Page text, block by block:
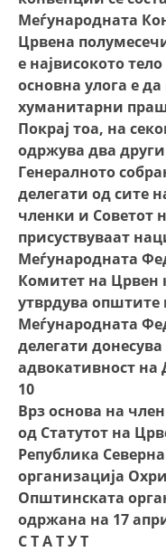
Меѓународната
Црвена
е највисокото
основна улога е
хуманитарни
Покрај тоа, на
одржува два
Генералното
делегати од сите
членки и Советот
присуствуваат
Меѓународната
Комитет на Црвен
утврдува
Меѓународната
делегати
адвокативност
10
Врз основа на
од Статутот на
Република
организација
Општинската
одржана на 17
С Т А Т У Т